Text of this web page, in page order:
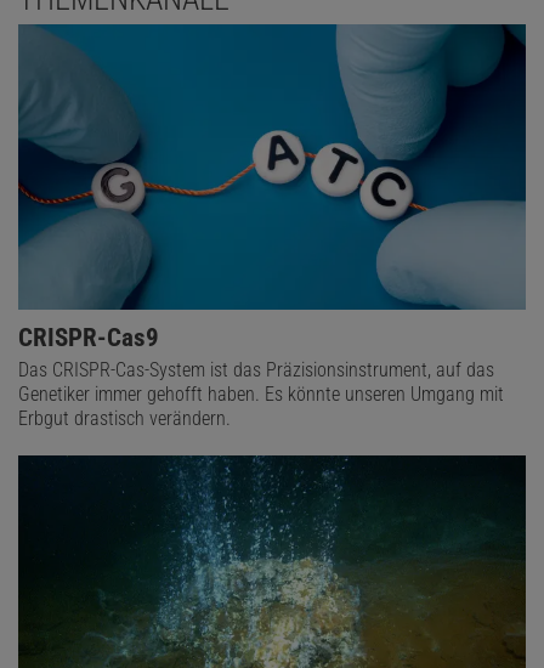
CRISPR-Cas9
Das CRISPR-Cas-System ist das Präzisionsinstrument, auf das
Genetiker immer gehofft haben. Es könnte unseren Umgang mit
Erbgut drastisch verändern.